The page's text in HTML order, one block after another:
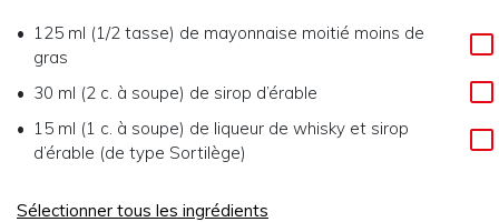
125 ml (1/2 tasse) de mayonnaise moitié moins de
gras
30 ml (2 c. à soupe) de sirop d’érable
15 ml (1 c. à soupe) de liqueur de whisky et sirop
d’érable (de type Sortilège)
Sélectionner tous les ingrédients